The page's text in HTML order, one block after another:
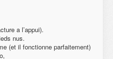
a l’appui).
nus.
(et il fonctionne parfaitement)